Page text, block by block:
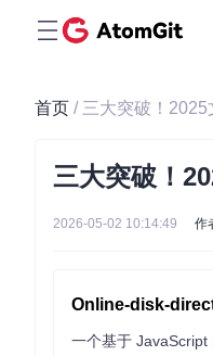
首页 / 三大突破！
三大突破！
2026-05-02 10:14:49 作
Online-disk-